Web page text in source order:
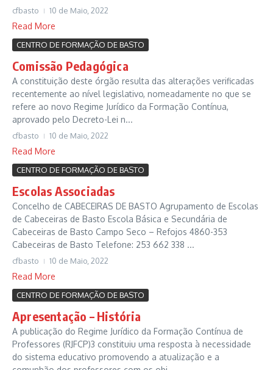
cfbasto 10 de Maio, 2022
Read More
CENTRO DE FORMAÇÃO DE BASTO
Comissão Pedagógica
A constituição deste órgão resulta das alterações verificadas
recentemente ao nível legislativo, nomeadamente no que se
refere ao novo Regime Jurídico da Formação Contínua,
aprovado pelo Decreto-Lei n...
cfbasto 10 de Maio, 2022
Read More
CENTRO DE FORMAÇÃO DE BASTO
Escolas Associadas
Concelho de CABECEIRAS DE BASTO Agrupamento de Escolas
de Cabeceiras de Basto Escola Básica e Secundária de
Cabeceiras de Basto Campo Seco – Refojos 4860-353
Cabeceiras de Basto Telefone: 253 662 338 ...
cfbasto 10 de Maio, 2022
Read More
CENTRO DE FORMAÇÃO DE BASTO
Apresentação – História
A publicação do Regime Jurídico da Formação Contínua de
Professores (RJFCP)3 constituiu uma resposta à necessidade
do sistema educativo promovendo a atualização e a